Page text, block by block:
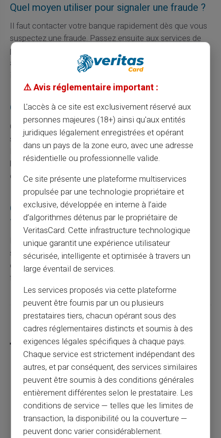
Quel moyen utiliser pour signaler une fraude ?
Il faut contacter votre banque rapidement dès que vous
suspectez une fraude. Passez ensuite aux services de
police pour déposer une plainte officielle. Ne négligez
aucune étape sous prétexte d'un manque de preuve
immédiate.
Que faire après avoir fait opposition ?
Changez vos identifiants de connexion pour tous les
services bancaires concernés. Investissez dans un
logiciel antivirus et consultez régulièrement votre
banque pour obtenir des mises à jour sur leur politique
de sécurité.
Comment se prémunir contre le hameçonnage
?
Restez toujours vigilant face aux e-mails et SMS
suspects demandant des informations personnelles. Ne
cliquez pas sur les liens non vérifiés. Installez bien un
filtre anti-spam pour bloquer les tentatives connues.
Partager cet article
Paiement sécurisé en ligne : guide complet
pour les consommateurs
Article précédent
⚠️ Avis réglementaire important :
L'accès à ce site est exclusivement réservé aux
personnes majeures (18+) ainsi qu'aux entités
juridiques légalement enregistrées et opérant
dans un pays de la zone euro, avec une adresse
résidentielle ou professionnelle valide.
Ce site présente une plateforme multiservices
propulsée par une technologie propriétaire et
exclusive, développée en interne à l’aide
d’algorithmes détenus par le propriétaire de
VeritasCard. Cette infrastructure technologique
unique garantit une expérience utilisateur
sécurisée, intelligente et optimisée à travers un
large éventail de services.
Les services proposés via cette plateforme
peuvent être fournis par un ou plusieurs
prestataires tiers, chacun opérant sous des
cadres réglementaires distincts et soumis à des
exigences légales spécifiques à chaque pays.
Chaque service est strictement indépendant des
autres, et par conséquent, des services similaires
peuvent être soumis à des conditions générales
entièrement différentes selon le prestataire. Les
conditions de service — telles que les limites de
transaction, la disponibilité ou la couverture —
peuvent donc varier considérablement.